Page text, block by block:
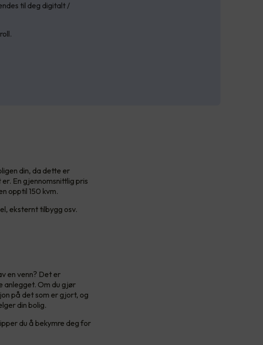
til deg digitalt /
din, da dette er
En gjennomsnittlig pris
opptil 150 kvm.
eksternt tilbygg osv.
en venn? Det er
anlegget. Om du gjør
på det som er gjort, og
din bolig.
du å bekymre deg for